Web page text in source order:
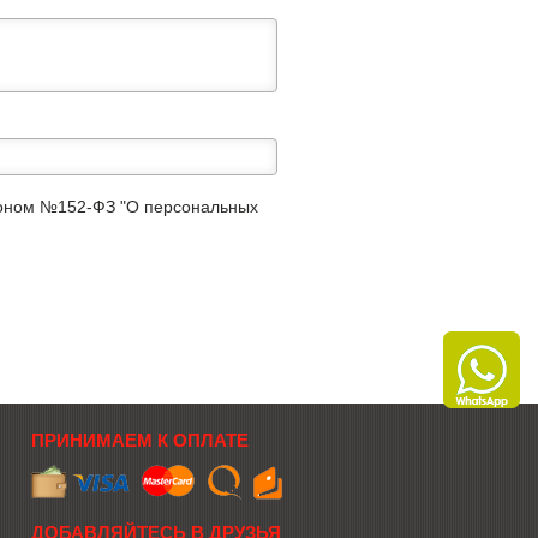
№152-ФЗ "О персональных
ПРИНИМАЕМ К ОПЛАТЕ
ДОБАВЛЯЙТЕСЬ В ДРУЗЬЯ